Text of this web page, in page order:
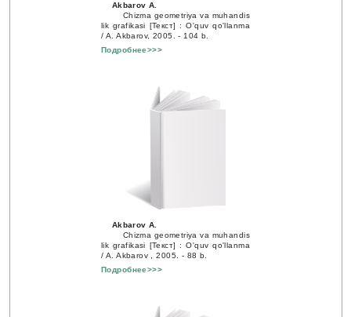
Akbarov A.
Chizma geometriya va muhandis
lik grafikasi [Текст] : O'quv qo'llanma
/ A. Akbarov, 2005. - 104 b.
Подробнее>>>
Akbarov A.
Сhizma geometriya va muhandis
lik grafikasi [Текст] : O'quv qo'llanma
/ A. Akbarov , 2005. - 88 b.
Подробнее>>>